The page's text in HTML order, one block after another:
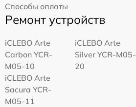
Способы оплаты
Ремонт устройств
iCLEBO Arte
Carbon YCR-
M05-10
iCLEBO Arte
Silver YCR-M05-
20
iCLEBO Arte
Sacura YCR-
M05-11